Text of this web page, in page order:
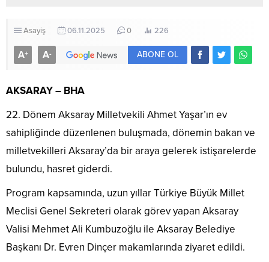
Asayiş 06.11.2025 0 226
A+ A- ABONE OL
AKSARAY – BHA
22. Dönem Aksaray Milletvekili Ahmet Yaşar’ın ev
sahipliğinde düzenlenen buluşmada, dönemin bakan ve
milletvekilleri Aksaray’da bir araya gelerek istişarelerde
bulundu, hasret giderdi.
Program kapsamında, uzun yıllar Türkiye Büyük Millet
Meclisi Genel Sekreteri olarak görev yapan Aksaray
Valisi Mehmet Ali Kumbuzoğlu ile Aksaray Belediye
Başkanı Dr. Evren Dinçer makamlarında ziyaret edildi.